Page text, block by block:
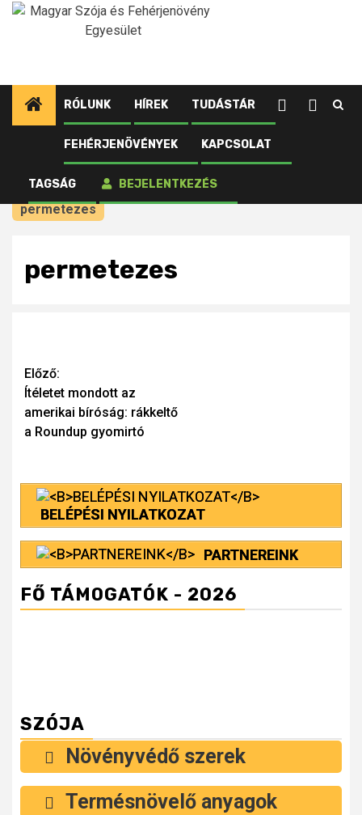
Ugrás
RÓLUNK HÍREK TUDÁSTÁR
FEHÉRJENÖVÉNYEK KAPCSOLAT
TAGSÁG BEJELENTKEZÉS
Kezdőlap
Újdonságok
Roundup gyomirtó
permetezes
permetezes
Continue
Reading
Előző:
Ítéletet mondott az
amerikai bíróság: rákkeltő
a Roundup gyomirtó
BELÉPÉSI NYILATKOZAT
PARTNEREINK
FŐ TÁMOGATÓK - 2026
SZÓJA
Növényvédő szerek
Termésnövelő anyagok